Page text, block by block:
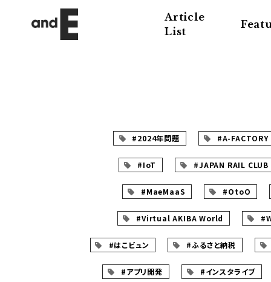
Article
List
#2024年問題 #A-FACTORY
#IoT #JAPAN RAIL CLUB
#MaeMaaS #OtoO
#Virtual AKIBA World
#はこビュン #ふるさと納税
#アプリ開発 #インスタライブ